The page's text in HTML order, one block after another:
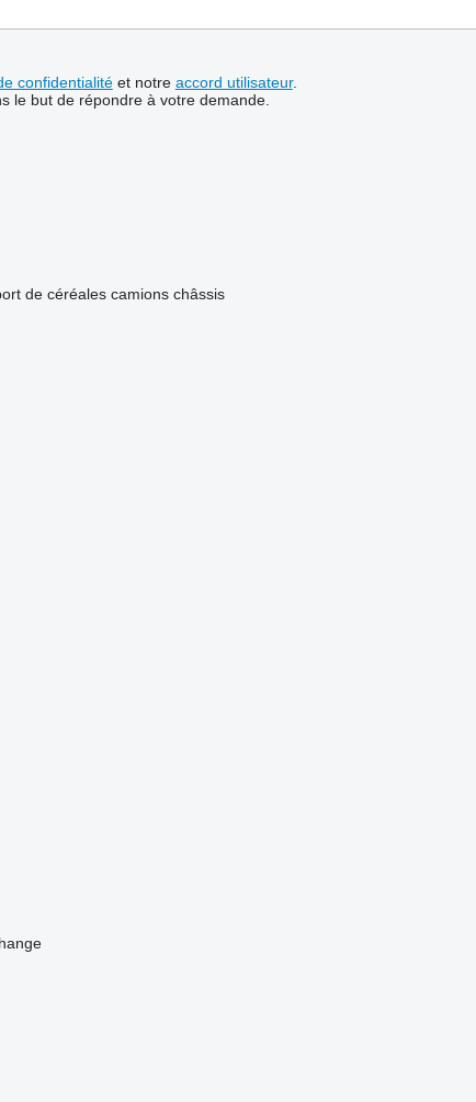
confidentialitéet notre accord utilisateur.
le but de répondre à votre demande.
de céréales camions châssis